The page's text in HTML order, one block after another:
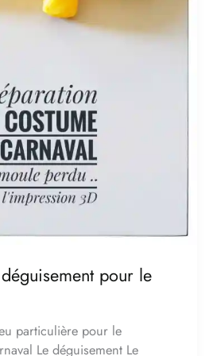
pour le
particulière pour le
Le déguisement Le